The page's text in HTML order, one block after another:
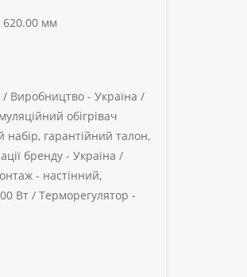
мм
/ Виробництво - Україна /
обігрівач
набір, гарантійний талон,
бренду - Україна /
- настінний,
Вт / Терморегулятор -